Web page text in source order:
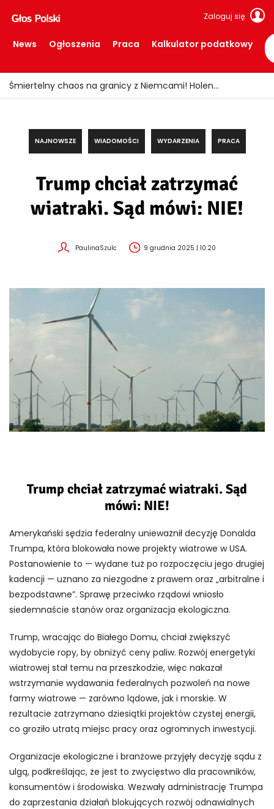
Zaloguj się
News Ogłoszenia Praca Kalkulator podatkowy
Upał może być zdrowy?! Eksperci zdradzają, jak „wytrenować” organizm
NAJNOWSZE WIADOMOŚCI WYDARZENIA PRACA
Trump chciał zatrzymać
wiatraki. Sąd mówi: NIE!
PaulinaSzulc 9 grudnia 2025 | 10:20
Trump chciał zatrzymać wiatraki. Sąd
mówi: NIE!
Amerykański sędzia federalny unieważnił decyzję Donalda
Trumpa, która blokowała nowe projekty wiatrowe w USA.
Postanowienie to — wydane tuż po rozpoczęciu jego drugiej
kadencji — uznano za niezgodne z prawem oraz „arbitralne i
bezpodstawne”. Sprawę przeciwko rządowi wniosło
siedemnaście stanów oraz organizacja ekologiczna.
Trump, wracając do Białego Domu, chciał zwiększyć
wydobycie ropy, by obniżyć ceny paliw. Rozwój energetyki
wiatrowej stał temu na przeszkodzie, więc nakazał
wstrzymanie wydawania federalnych pozwoleń na nowe
farmy wiatrowe — zarówno lądowe, jak i morskie. W
rezultacie zatrzymano dziesiątki projektów czystej energii,
co groziło utratą miejsc pracy oraz ogromnych inwestycji.
Organizacje ekologiczne i branżowe przyjęły decyzję sądu z
ulgą, podkreślając, że jest to zwycięstwo dla pracowników,
konsumentów i środowiska. Wezwały administrację Trumpa
do zaprzestania działań blokujących rozwój odnawialnych